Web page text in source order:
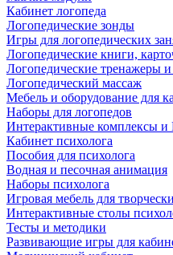
Кабинет логопеда
Логопедические зонды
Игры для логопедических
Логопедические книги,
Логопедические тренажеры и
Логопедический массаж
Мебель и оборудование для
Наборы для логопедов
Интерактивные комплексы
Кабинет психолога
Пособия для психолога
Водная и песочная анимация
Наборы психолога
Игровая мебель для
Интерактивные столы
Тесты и методики
Развивающие игры для